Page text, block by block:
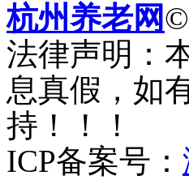
杭州养老网©
法律声明：
息真假，如
持！！！
ICP备案号：